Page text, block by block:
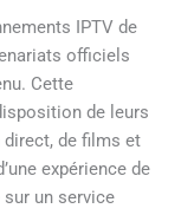
IPTV de
officiels
Cette
de leurs
direct, de films et
expérience de
un service